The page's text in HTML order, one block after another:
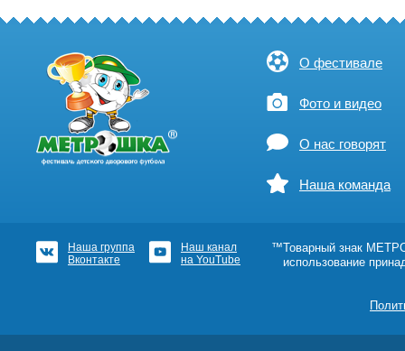
О фестивале
Фото и видео
О нас говорят
Наша команда
Наша группа
Вконтакте
Наш канал
на YouTube
™Товарный знак
использование